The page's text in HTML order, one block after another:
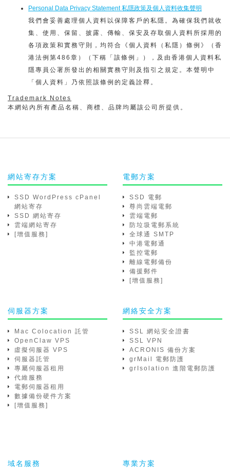
Personal Data Privacy Statement 私隱政策及個人資料收集聲明
我們會妥善處理個人資料以保障客戶的私隱。為確保我們就收
集、使用、保留、披露、傳輸、保安及存取個人資料所採用的
各項政策和實務守則，均符合《個人資料（私隱）條例》（香
港法例第486章）（下稱「該條例」），及由香港個人資料私
隱專員公署所發出的相關實務守則及指引之規定。本聲明中
「個人資料」乃依照該條例的定義詮釋。
Trademark Notes
本網站內所有產品名稱、商標、品牌均屬該公司所提供。
網站寄存方案
SSD WordPress cPanel
網站寄存
SSD 網站寄存
雲端網站寄存
[增值服務]
電郵方案
SSD 電郵
尊尚雲端電郵
雲端電郵
防垃圾電郵系統
全球通 SMTP
中港電郵通
監控電郵
離線電郵備份
備援郵件
[增值服務]
伺服器方案
Mac Colocation 託管
OpenClaw VPS
虛擬伺服器 VPS
伺服器託管
專屬伺服器租用
代維服務
電郵伺服器租用
數據備份硬件方案
[增值服務]
網絡安全方案
SSL 網站安全證書
SSL VPN
ACRONIS 備份方案
grMail 電郵防護
grIsolation 進階電郵防護
域名服務 專業方案